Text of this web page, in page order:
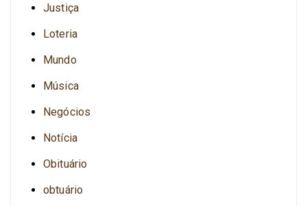
Justiça
Loteria
Mundo
Música
Negócios
Notícia
Obituário
obtuário